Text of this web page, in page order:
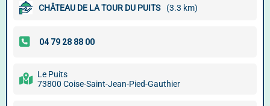
CHÂTEAU DE LA TOUR DU PUITS (3.3 km)
Le Puits
73800 Coise-Saint-Jean-Pied-Gauthier